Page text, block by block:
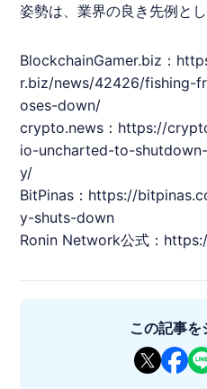
姿勢は、業界の良き先例と
BlockchainGamer.biz：
r.biz/news/42426/fishing-
oses-down/
crypto.news： https://
io-uncharted-to-
y/
BitPinas： https://
y-shuts-down
Ronin Network公式：
この記事を